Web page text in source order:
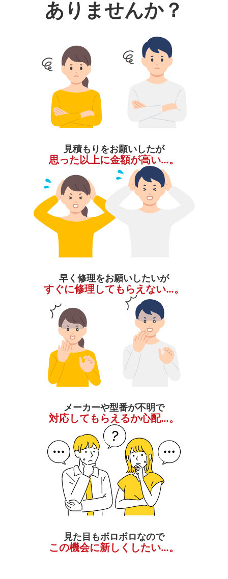
ありませんか？
見積もりをお願いしたが
思った以上に金額が高い…。
早く修理をお願いしたいが
すぐに修理してもらえない…。
メーカーや型番が不明で
対応してもらえるか心配…。
見た目もボロボロなので
この機会に新しくしたい…。